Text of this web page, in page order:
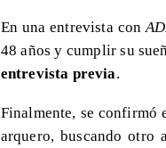
En una entrevista con
48 años y cumplir su
entrevista previa.
Finalmente, se confirmó
arquero, buscando otro